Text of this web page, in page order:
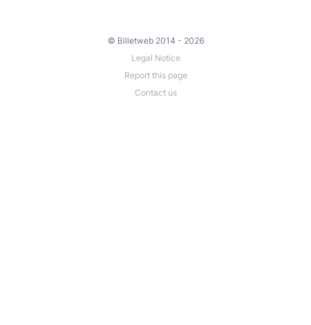
© Billetweb 2014 - 2026
Legal Notice
Report this page
Contact us